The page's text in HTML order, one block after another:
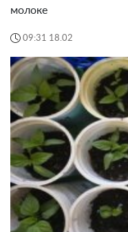
молоке
09:31 18.02